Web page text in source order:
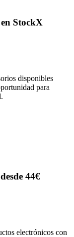
StockX
disponibles
para
44€
electrónicos con